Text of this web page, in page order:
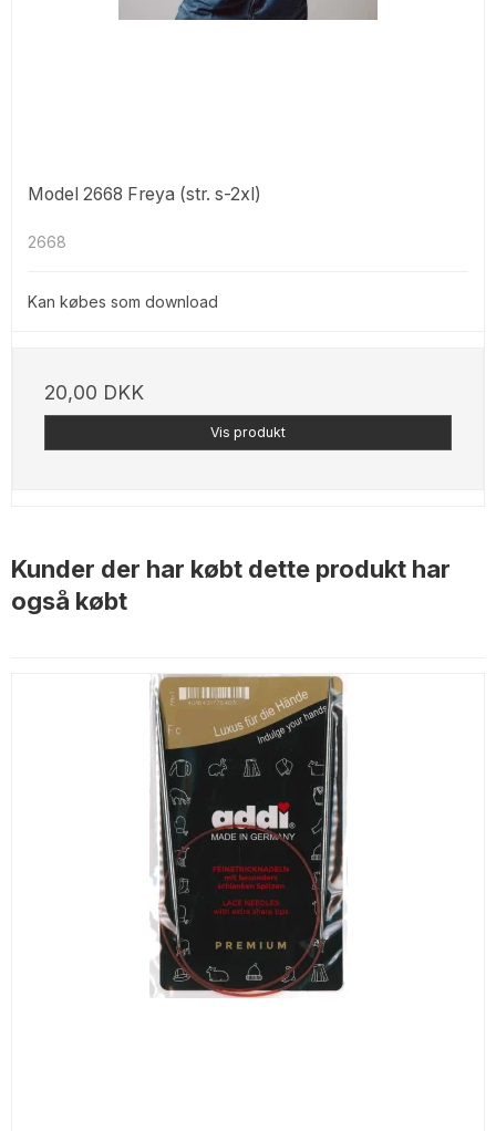
Model 2668 Freya (str. s-2xl)
2668
Kan købes som download
20,00 DKK
Vis produkt
Kunder der har købt dette produkt har
også købt